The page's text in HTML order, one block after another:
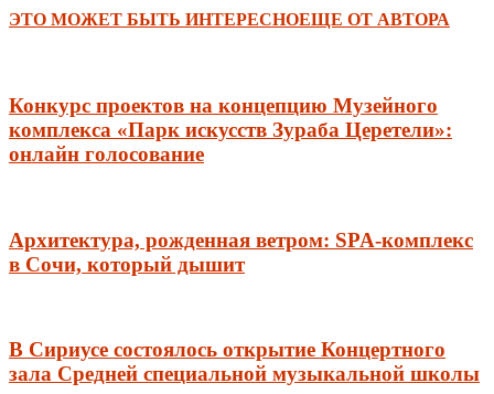
ЭТО МОЖЕТ БЫТЬ ИНТЕРЕСНОЕЩЕ ОТ АВТОРА
Конкурс проектов на концепцию Музейного
комплекса «Парк искусств Зураба Церетели»:
онлайн голосование
Архитектура, рожденная ветром: SPA-комплекс
в Сочи, который дышит
В Сириусе состоялось открытие Концертного
зала Средней специальной музыкальной школы